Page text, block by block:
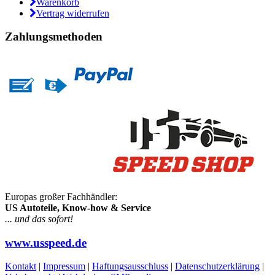
Vertrag widerrufen
Zahlungsmethoden
Europas großer Fachhändler:
US Autoteile, Know-how & Service
... und das sofort!
www.usspeed.de
Kontakt| Impressum Haftungsausschluss Datenschutzerklärung